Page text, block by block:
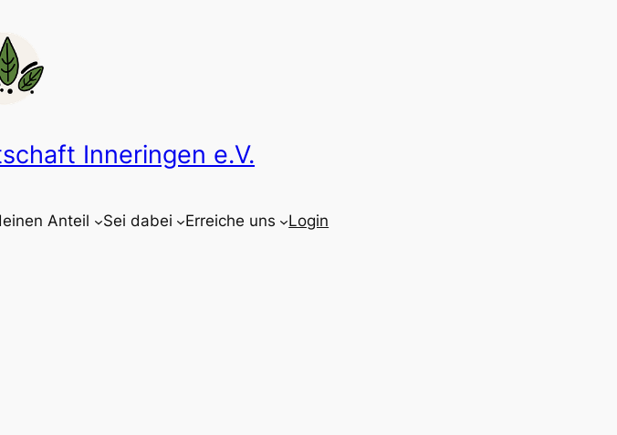
Inneringen e.V.
Anteil Sei dabei Erreiche uns Login